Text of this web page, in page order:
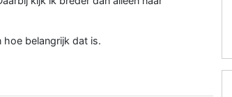
hoe belangrijk dat is.